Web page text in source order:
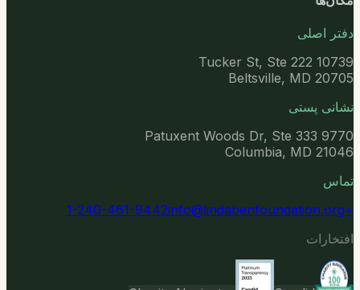
دفتر اصلی
10739 Tucker St, Ste 222
Beltsville, MD 20705
نشانی پستی
9770 Patuxent Woods Dr, Ste 333
Columbia, MD 21046
تماس
+1-240-461-9442
info@lindabenfoundation.org
افتخارات